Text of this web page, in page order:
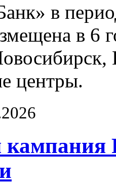
в
в 6
центры.